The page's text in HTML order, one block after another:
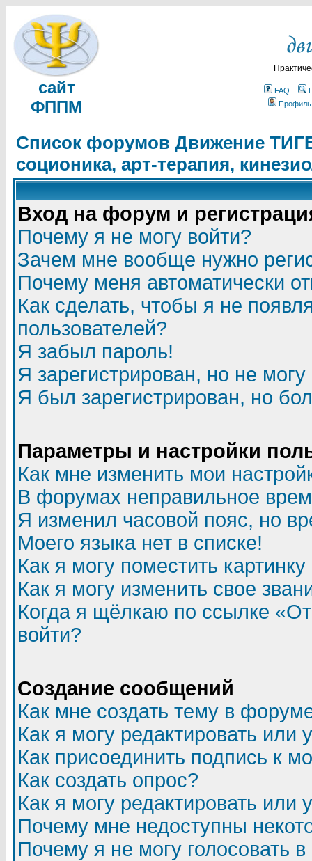
сайт
ФППМ
FAQ
Профиль
Список форумов Движение
соционика, арт-терапия,
Вход на форум и
Почему я не могу войти?
Зачем мне вообще нужно
Почему меня автоматически
Как сделать, чтобы я не
пользователей?
Я забыл пароль!
Я зарегистрирован, но не могу
Я был зарегистрирован, но
Параметры и настройки
Как мне изменить мои
В форумах неправильное
Я изменил часовой пояс, но
Моего языка нет в списке!
Как я могу поместить
Как я могу изменить свое
Когда я щёлкаю по ссылке
войти?
Создание сообщений
Как мне создать тему в
Как я могу редактировать или
Как присоединить подпись к
Как создать опрос?
Как я могу редактировать или
Почему мне недоступны
Почему я не могу голосовать